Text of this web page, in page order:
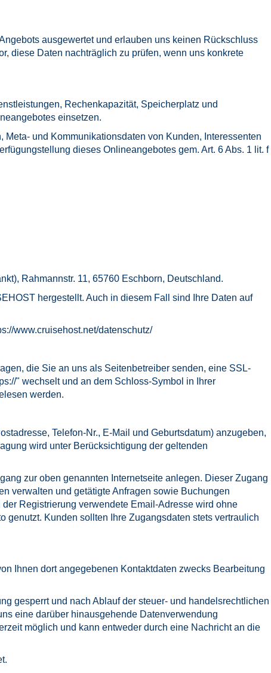
ausgewertet und erlauben uns keinen Rückschluss
diese Daten nachträglich zu prüfen, wenn uns konkrete
Rechenkapazität, Speicherplatz und
einsetzen.
und Kommunikationsdaten von Kunden, Interessenten
dieses Onlineangebotes gem. Art. 6 Abs. 1 lit. f
Rahmannstr. 11, 65760 Eschborn, Deutschland.
hergestellt. Auch in diesem Fall sind Ihre Daten auf
www.cruisehost.net/datenschutz/
die Sie an uns als Seitenbetreiber senden, eine SSL-
" wechselt und an dem Schloss-Symbol in Ihrer
werden.
Telefon-Nr., E-Mail und Geburtsdatum) anzugeben,
wird unter Berücksichtigung der geltenden
zur oben genannten Internetseite anlegen. Dieser Zugang
verwalten und getätigte Anfragen sowie Buchungen
Registrierung verwendete Email-Adresse wird ohne
Kunden sollten Ihre Zugangsdaten stets vertraulich
Ihnen dort angegebenen Kontaktdaten zwecks Bearbeitung
gesperrt und nach Ablauf der steuer- und handelsrechtlichen
eine darüber hinausgehende Datenverwendung
möglich und kann entweder durch eine Nachricht an die